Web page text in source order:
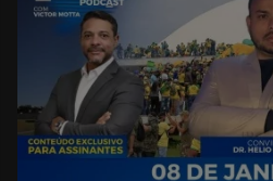
FacebookWhatsappTwitter